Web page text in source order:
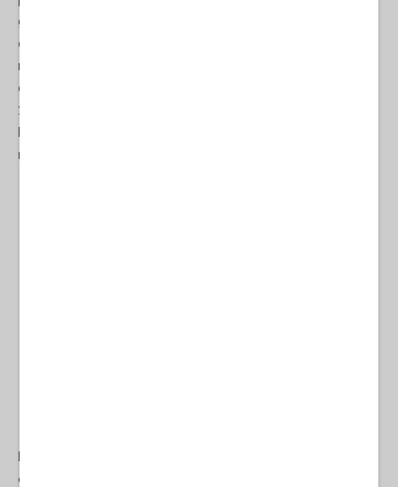
governatore sovietico dell’islamico Azerbaijan, mutatosi in
dittatore e fattosi partner di Erdogan, fiduciario degli USA e
minaccia incombente sul confinante Iran. Densa di interrogativi,
dalle facili risposte, quell’elicottero presidenziale iraniano che nel
2024, venendo da Baku, capitale azera, sorvola una base del
mortale per il presidente iraniano, Ibrahim Raisi).
e di armamenti israeliani, nell’autunno 2020 Aliyev attacca